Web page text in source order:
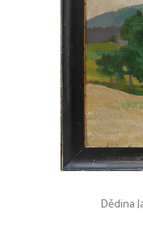
Dědina